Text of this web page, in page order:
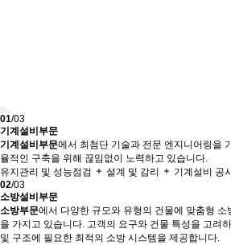
01/03
기계설비부문
기계설비부문에서 최첨단 기술과 전문 엔지니어링을
율적인 구축을 위해 끊임없이 노력하고 있습니다.
유지관리 및 성능점검
설계 및 감리
기계설비 공
02/03
소방설비부문
소방부문에서 다양한 규모와 유형의 건물에 맞춤형
을 가지고 있습니다. 고객의 요구와 건물 특성을 고려
및 구조에 필요한 최적의 소방 시스템을 제공합니다.